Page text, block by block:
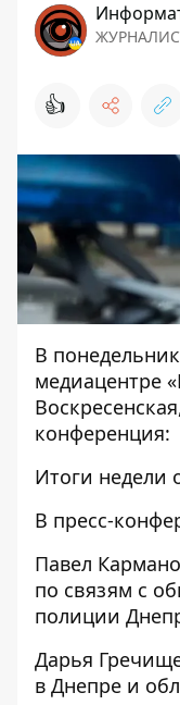
👍
В
медиацентре
конференция:
Итоги недели
В пресс-
Павел
по связям с
полиции
Дарья
в Днепре и